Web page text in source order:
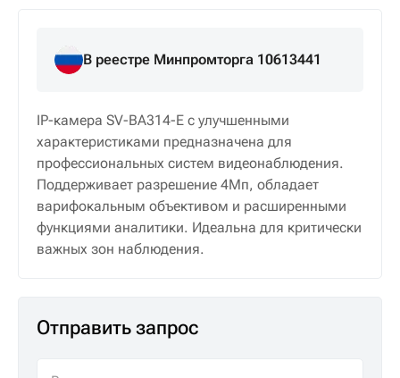
В реестре Минпромторга 10613441
IP-камера SV-BA314-E с улучшенными
характеристиками предназначена для
профессиональных систем видеонаблюдения.
Поддерживает разрешение 4Мп, обладает
варифокальным объективом и расширенными
функциями аналитики. Идеальна для критически
важных зон наблюдения.
Отправить запрос